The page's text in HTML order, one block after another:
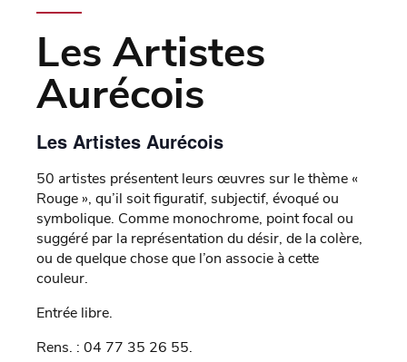
Les Artistes
Aurécois
Les Artistes Aurécois
50 artistes présentent leurs œuvres sur le thème «
Rouge », qu’il soit figuratif, subjectif, évoqué ou
symbolique. Comme monochrome, point focal ou
suggéré par la représentation du désir, de la colère,
ou de quelque chose que l’on associe à cette
couleur.
Entrée libre.
Rens. : 04 77 35 26 55.